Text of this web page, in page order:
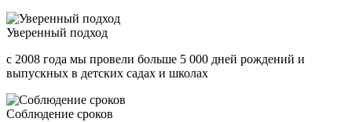
Уверенный подход
с 2008 года мы провели больше 5 000 дней рождений и
выпускных в детских садах и школах
Соблюдение сроков